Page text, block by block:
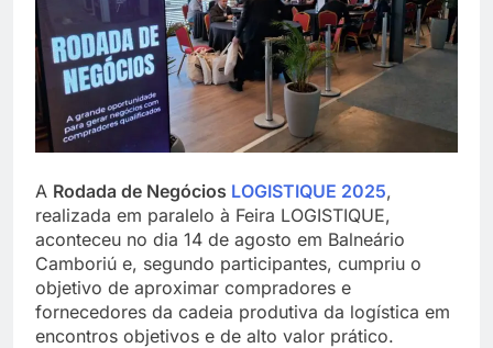
A Rodada de Negócios LOGISTIQUE 2025,
realizada em paralelo à Feira LOGISTIQUE,
aconteceu no dia 14 de agosto em Balneário
Camboriú e, segundo participantes, cumpriu o
objetivo de aproximar compradores e
fornecedores da cadeia produtiva da logística em
encontros objetivos e de alto valor prático.